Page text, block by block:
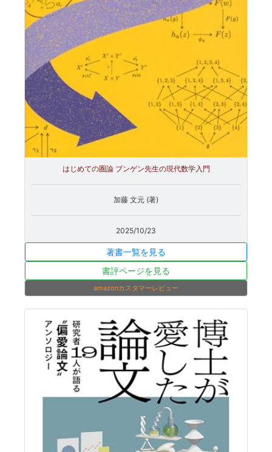
はじめての圏論 ブンゲン先生の現代数学入門
加藤 文元 (著)
2025/10/23
著書一覧を見る
書評ページを見る
amazonカスタマーレビュー